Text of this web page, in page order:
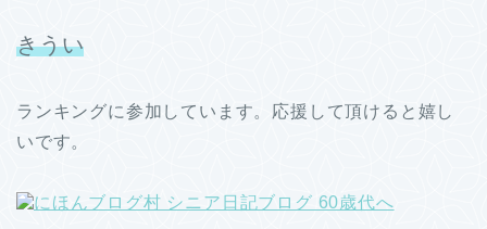
きうい
ランキングに参加しています。応援して頂けると嬉し
いです。